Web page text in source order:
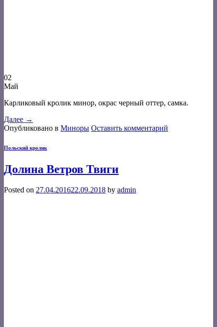
02
Май
Карликовый кролик минор, окрас черный оттер, самка.
Далее →
Опубликовано в Миноры Оставить комментарий
Польский кролик
Долина Ветров Твиги
Posted on 27.04.201622.09.2018 by admin